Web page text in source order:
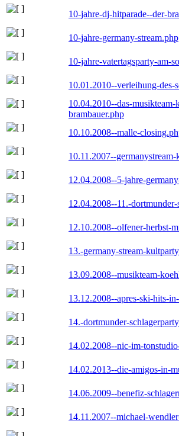
10-jahre-dj-hitparade--der-
10-jahre-germany-stream.php
10-jahre-vatertagsparty-am-
10.01.2010--verleihung-des-
10.04.2010--das-
brambauer.php
10.10.2008--malle-
10.11.2007--
12.04.2008--5-jahre-
12.04.2008--11.-
12.10.2008--olfener-herbst-
13.-germany-stream-
13.09.2008--musikteam-
13.12.2008--apres-ski-hits-
14.-dortmunder-
14.02.2008--nic-im-
14.02.2013--die-amigos-in-
14.06.2009--benefiz-
14.11.2007--michael-